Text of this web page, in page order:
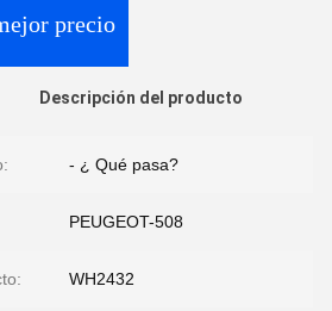
precio
Descripción del producto
- ¿ Qué pasa?
PEUGEOT-508
WH2432